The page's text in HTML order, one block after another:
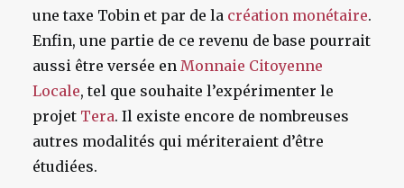
une taxe Tobin et par de la création monétaire.
Enfin, une partie de ce revenu de base pourrait
aussi être versée en Monnaie Citoyenne
Locale, tel que souhaite l’expérimenter le
projet Tera. Il existe encore de nombreuses
autres modalités qui mériteraient d’être
étudiées.